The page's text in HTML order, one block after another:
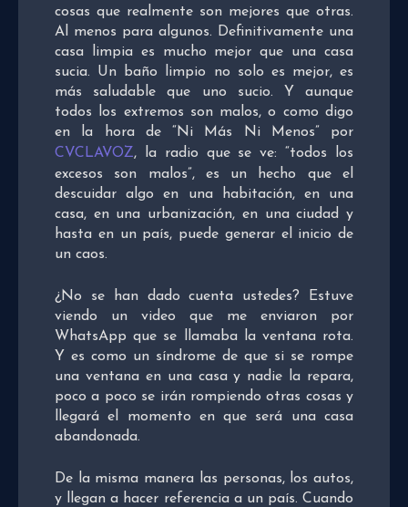
cosas que realmente son mejores que otras.
Al menos para algunos. Definitivamente una
casa limpia es mucho mejor que una casa
sucia. Un baño limpio no solo es mejor, es
más saludable que uno sucio. Y aunque
todos los extremos son malos, o como digo
en la hora de “Ni Más Ni Menos” por
CVCLAVOZ, la radio que se ve: “todos los
excesos son malos”, es un hecho que el
descuidar algo en una habitación, en una
casa, en una urbanización, en una ciudad y
hasta en un país, puede generar el inicio de
un caos.
¿No se han dado cuenta ustedes? Estuve
viendo un video que me enviaron por
WhatsApp que se llamaba la ventana rota.
Y es como un síndrome de que si se rompe
una ventana en una casa y nadie la repara,
poco a poco se irán rompiendo otras cosas y
llegará el momento en que será una casa
abandonada.
De la misma manera las personas, los autos,
y llegan a hacer referencia a un país. Cuando